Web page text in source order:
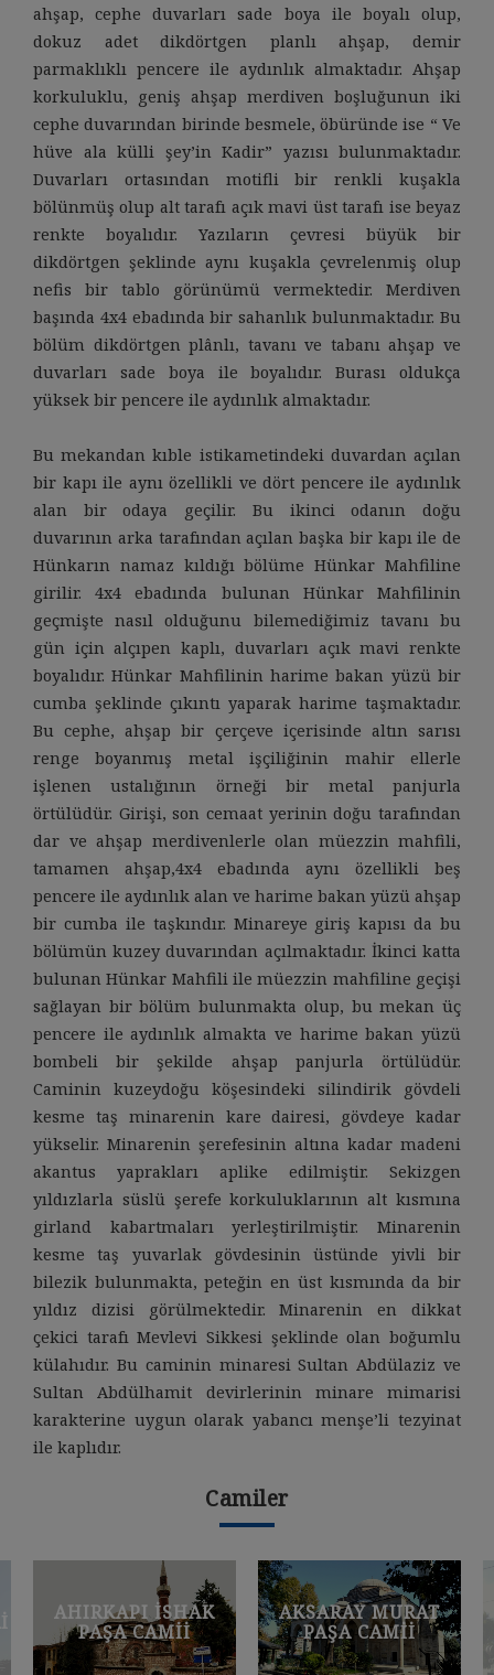
ahşap, cephe duvarları sade boya ile boyalı olup,
dokuz adet dikdörtgen planlı ahşap, demir
parmaklıklı pencere ile aydınlık almaktadır. Ahşap
korkuluklu, geniş ahşap merdiven boşluğunun iki
cephe duvarından birinde besmele, öbüründe ise “ Ve
hüve ala külli şey’in Kadir” yazısı bulunmaktadır.
Duvarları ortasından motifli bir renkli kuşakla
bölünmüş olup alt tarafı açık mavi üst tarafı ise beyaz
renkte boyalıdır. Yazıların çevresi büyük bir
dikdörtgen şeklinde aynı kuşakla çevrelenmiş olup
nefis bir tablo görünümü vermektedir. Merdiven
başında 4x4 ebadında bir sahanlık bulunmaktadır. Bu
bölüm dikdörtgen plânlı, tavanı ve tabanı ahşap ve
duvarları sade boya ile boyalıdır. Burası oldukça
yüksek bir pencere ile aydınlık almaktadır.
Bu mekandan kıble istikametindeki duvardan açılan
bir kapı ile aynı özellikli ve dört pencere ile aydınlık
alan bir odaya geçilir. Bu ikinci odanın doğu
duvarının arka tarafından açılan başka bir kapı ile de
Hünkarın namaz kıldığı bölüme Hünkar Mahfiline
girilir. 4x4 ebadında bulunan Hünkar Mahfilinin
geçmişte nasıl olduğunu bilemediğimiz tavanı bu
gün için alçıpen kaplı, duvarları açık mavi renkte
boyalıdır. Hünkar Mahfilinin harime bakan yüzü bir
cumba şeklinde çıkıntı yaparak harime taşmaktadır.
Bu cephe, ahşap bir çerçeve içerisinde altın sarısı
renge boyanmış metal işçiliğinin mahir ellerle
işlenen ustalığının örneği bir metal panjurla
örtülüdür. Girişi, son cemaat yerinin doğu tarafından
dar ve ahşap merdivenlerle olan müezzin mahfili,
tamamen ahşap,4x4 ebadında aynı özellikli beş
pencere ile aydınlık alan ve harime bakan yüzü ahşap
bir cumba ile taşkındır. Minareye giriş kapısı da bu
bölümün kuzey duvarından açılmaktadır. İkinci katta
bulunan Hünkar Mahfili ile müezzin mahfiline geçişi
sağlayan bir bölüm bulunmakta olup, bu mekan üç
pencere ile aydınlık almakta ve harime bakan yüzü
bombeli bir şekilde ahşap panjurla örtülüdür.
Caminin kuzeydoğu köşesindeki silindirik gövdeli
kesme taş minarenin kare dairesi, gövdeye kadar
yükselir. Minarenin şerefesinin altına kadar madeni
akantus yaprakları aplike edilmiştir. Sekizgen
yıldızlarla süslü şerefe korkuluklarının alt kısmına
girland kabartmaları yerleştirilmiştir. Minarenin
kesme taş yuvarlak gövdesinin üstünde yivli bir
bilezik bulunmakta, peteğin en üst kısmında da bir
yıldız dizisi görülmektedir. Minarenin en dikkat
çekici tarafı Mevlevi Sikkesi şeklinde olan boğumlu
külahıdır. Bu caminin minaresi Sultan Abdülaziz ve
Sultan Abdülhamit devirlerinin minare mimarisi
karakterine uygun olarak yabancı menşe’li tezyinat
ile kaplıdır.
Camiler
AHIRKAPI İSHAK
PAŞA CAMII
AKSARAY MURAT
PAŞA CAMII